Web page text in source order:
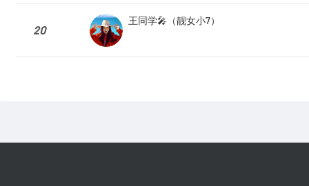
20
王同学🎤（靓女小7）